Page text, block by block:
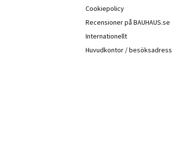
Cookiepolicy
Recensioner på BAUHAUS.se
Internationellt
Huvudkontor / besöksadress